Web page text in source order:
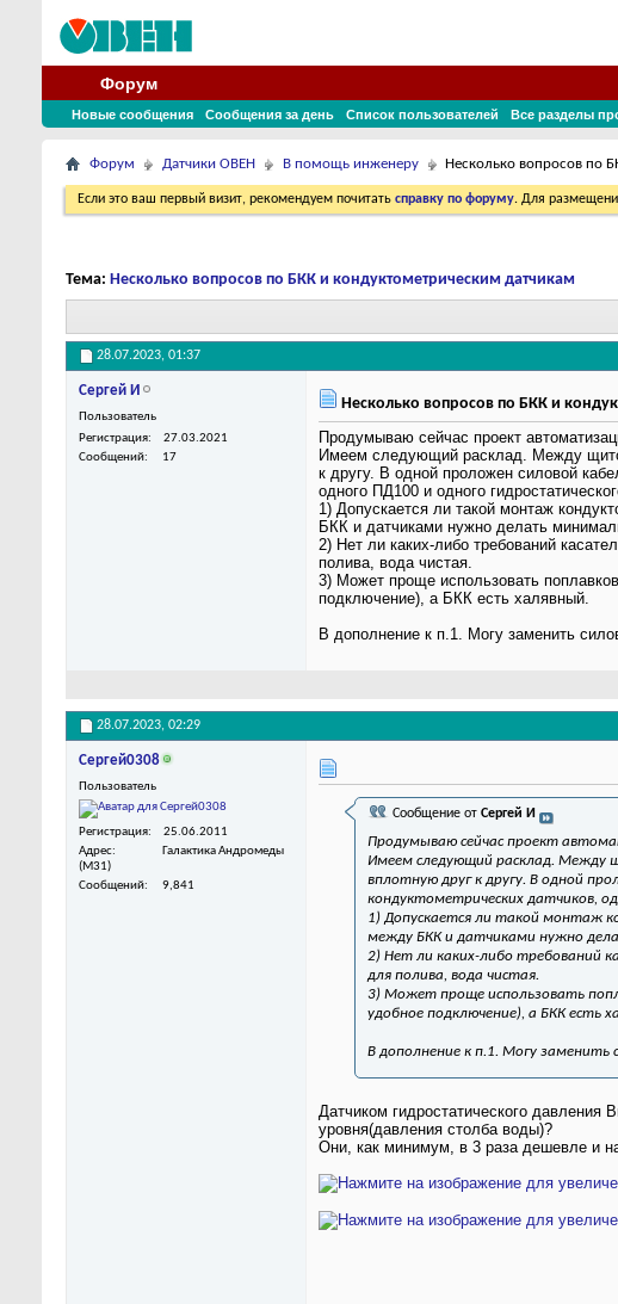
Форум
Новые сообщения Сообщения за день Список пользователей Все разделы
Форум Датчики ОВЕН В помощь инженеру Несколько вопросов по
Если это ваш первый визит, рекомендуем почитать справку по форуму. Для
Тема: Несколько вопросов по БКК и кондуктометрическим датчикам
28.07.2023, 01:37
Сергей И
Пользователь
Регистрация
27.03.2021
Сообщений
17
Несколько вопросов по БКК и
Продумываю сейчас проект
Имеем следующий расклад. Между
к другу. В одной проложен силовой
одного ПД100 и одного
1) Допускается ли такой монтаж
БКК и датчиками нужно делать
2) Нет ли каких-либо требований
полива, вода чистая.
3) Может проще использовать
подключение), а БКК есть халявный.
В дополнение к п.1. Могу заменить
28.07.2023, 02:29
Сергей0308
Пользователь
Регистрация
25.06.2011
Адрес
Галактика Андромеды
(M31)
Сообщений
9,841
Сообщение от Сергей И
Продумываю сейчас проект
Имеем следующий расклад.
вплотную друг к другу. В одной
кондуктометрических датчиков,
1) Допускается ли такой монтаж
между БКК и датчиками нужно
2) Нет ли каких-либо требований
для полива, вода чистая.
3) Может проще использовать
удобное подключение), а БКК есть
В дополнение к п.1. Могу заменить
Датчиком гидростатического давления
уровня(давления столба воды)?
Они, как минимум, в 3 раза дешевле и